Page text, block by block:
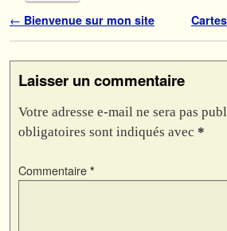
Navigation des articles
← Bienvenue sur mon site
Laisser un commentaire
Votre adresse e-mail ne sera pas
obligatoires sont indiqués avec *
Commentaire *